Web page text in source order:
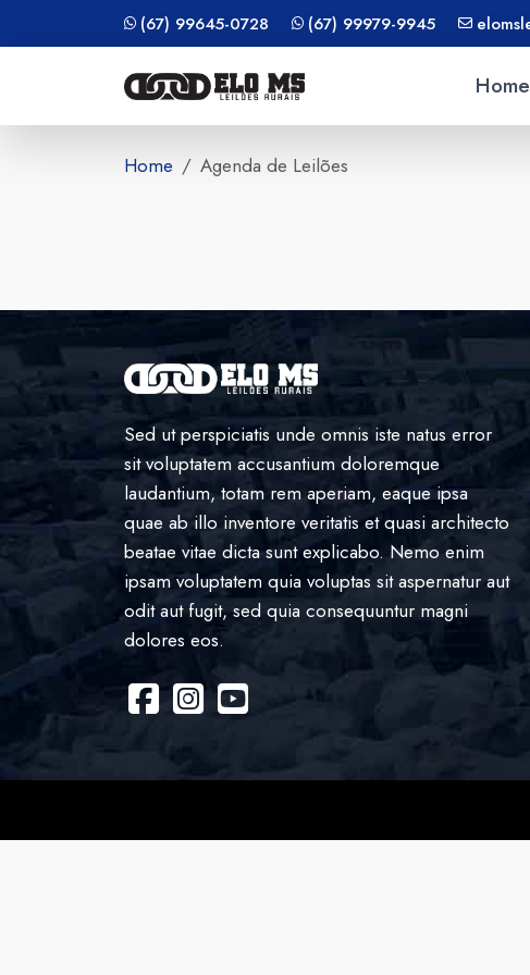
(67) 99645-0728 (67) 99979-9945
Home
Home
Agenda de Leilões
Sed ut perspiciatis unde omnis iste natus error
sit voluptatem accusantium doloremque
laudantium, totam rem aperiam, eaque ipsa
quae ab illo inventore veritatis et quasi architecto
beatae vitae dicta sunt explicabo. Nemo enim
ipsam voluptatem quia voluptas sit aspernatur aut
odit aut fugit, sed quia consequuntur magni
dolores eos.